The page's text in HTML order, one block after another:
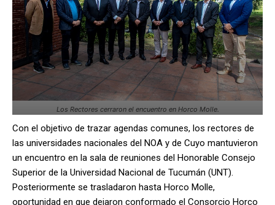
Los Rectores cerraron el encuentro en Horco Molle.
Con el objetivo de trazar agendas comunes, los rectores de
las universidades nacionales del NOA y de Cuyo mantuvieron
un encuentro en la sala de reuniones del Honorable Consejo
Superior de la Universidad Nacional de Tucumán (UNT).
Posteriormente se trasladaron hasta Horco Molle,
oportunidad en que dejaron conformado el Consorcio Horco